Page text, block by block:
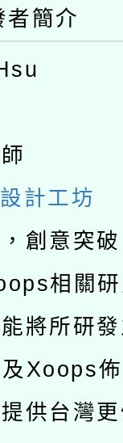
第2次
(無人
動站研
度閱讀
研習
智慧
學軟體
函釋公
請許可
署委託
理「
節水達
星期六
系列
藝術
者簡介
計工坊
創意突
相關
將所研
Xoops
供台灣